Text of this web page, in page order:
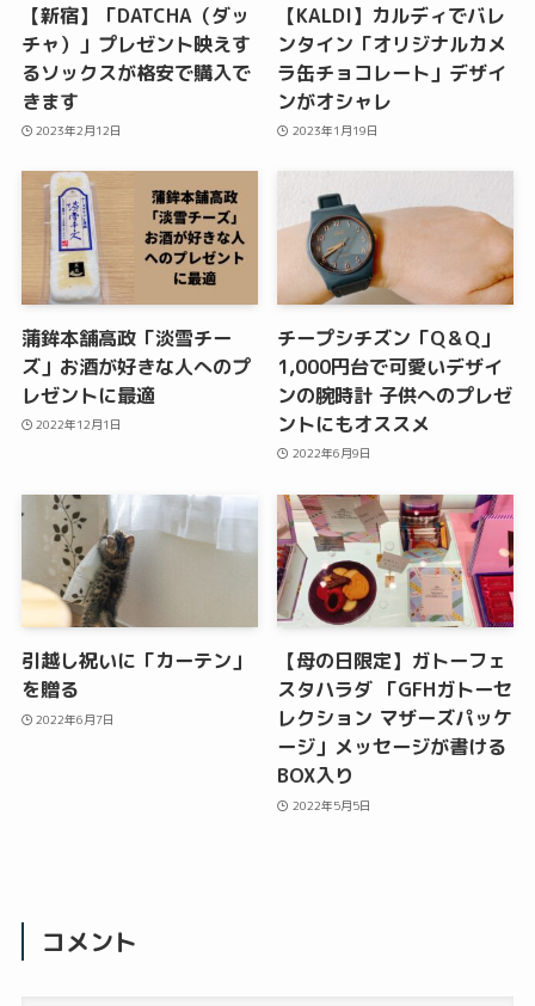
【新宿】「DATCHA（ダッ
チャ）」プレゼント映えす
るソックスが格安で購入で
きます
2023年2月12日
【KALDI】カルディでバレ
ンタイン「オリジナルカメ
ラ缶チョコレート」デザイ
ンがオシャレ
2023年1月19日
蒲鉾本舗高政「淡雪チー
ズ」お酒が好きな人へのプ
レゼントに最適
2022年12月1日
チープシチズン「Q＆Q」
1,000円台で可愛いデザイ
ンの腕時計 子供へのプレゼ
ントにもオススメ
2022年6月9日
引越し祝いに「カーテン」
を贈る
2022年6月7日
【母の日限定】ガトーフェ
スタハラダ 「GFHガトーセ
レクション マザーズパッケ
ージ」メッセージが書ける
BOX入り
2022年5月5日
コメント